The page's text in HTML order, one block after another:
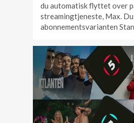
du automatisk flyttet over
streamingtjeneste, Max.
abonnementsvarianten